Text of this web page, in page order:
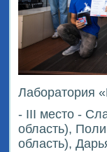
Лаборатория
- III место -
область),
область),